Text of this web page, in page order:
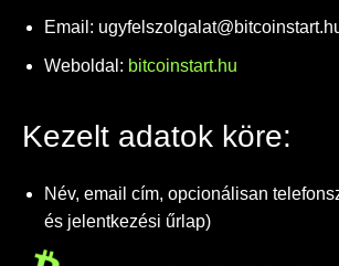
Email:
Weboldal: bitcoinstart.hu
Kezelt adatok köre:
Név, email cím, opcionálisan
és jelentkezési űrlap)
Böngészési adatok (Google Analytics